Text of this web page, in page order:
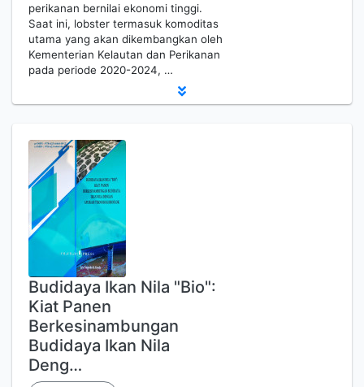
perikanan bernilai ekonomi tinggi.
Saat ini, lobster termasuk komoditas
utama yang akan dikembangkan oleh
Kementerian Kelautan dan Perikanan
pada periode 2020-2024, …
Budidaya Ikan Nila "Bio":
Kiat Panen
Berkesinambungan
Budidaya Ikan Nila
Deng…